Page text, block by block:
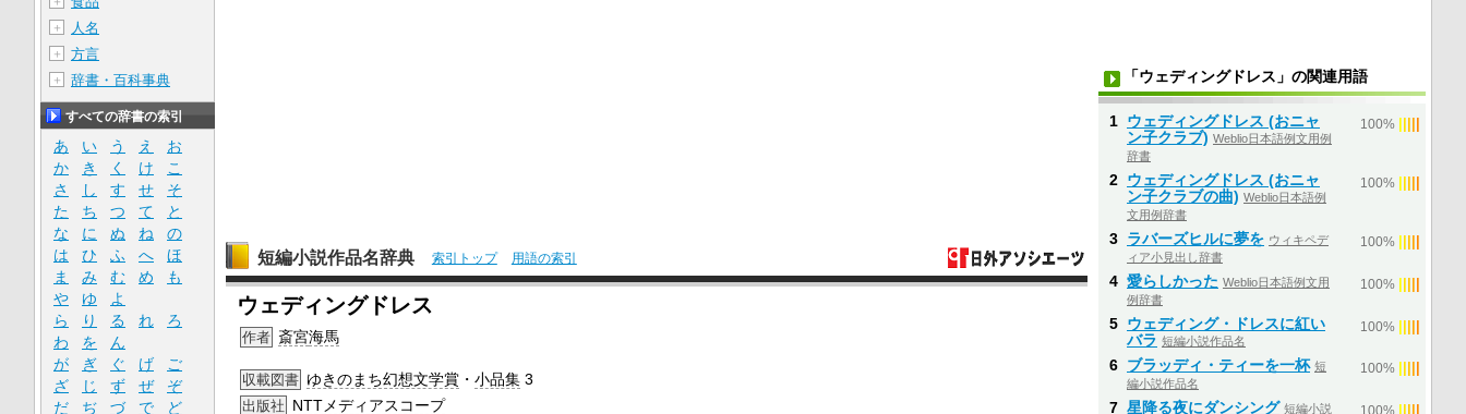
短編小説作品名辞典 索引トップ 用語の索引
ウェディングドレス
作者 斎宮海馬
収載図書 ゆきのまち幻想文学賞・ 小品集3
出版社 NTTメディアスコープ
＋ 人名
＋ 方言
＋ 辞書・百科事典
すべての辞書の索引
あ い う え
お
か
き く け
こ
さ
し す せ
そ
た
ち つ て
と
な
に ぬ ね
の
は
ひ ふ へ
ほ
ま
み む め
も
や
ゆ
よ
ら
り る れ
ろ
わ
を
ん
が
ぎ ぐ げ
ご
ざ
じ ず ぜ
ぞ
だ
ぢ づ で
ど
「ウェディングドレス」の関連用語
1 ウェディングドレス (おニャ
ン子クラブ) Weblio日本語例文用例
辞書
100%
2 ウェディングドレス (おニャ
ン子クラブの曲) Weblio日本語例
文用例辞書
100%
3 ラバーズヒルに夢を ウィキペデ
ィア小見出し辞書
100%
4 愛らしかった Weblio日本語例文用
例辞書
100%
5 ウェディング・ドレスに紅い
バラ 短編小説作品名
100%
6 ブラッディ・ティーを一杯 短
編小説作品名
100%
7 星降る夜にダンシング 短編小説
100%